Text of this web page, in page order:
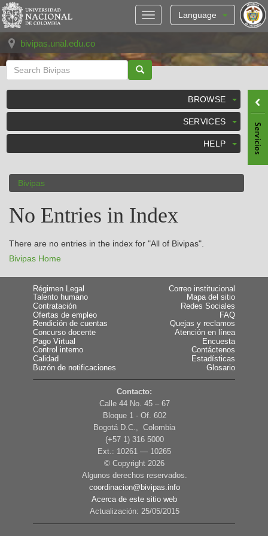
Skip
navigation
Language
bivipas.unal.edu.co
BROWSE
SERVICES
HELP
Bivipas
No Entries in Index
There are no entries in the index for "All of Bivipas".
Bivipas Home
Régimen Legal
Talento humano
Contratación
Ofertas de empleo
Rendición de cuentas
Concurso docente
Pago Virtual
Control interno
Calidad
Buzón de notificaciones
Correo institucional
Mapa del sitio
Redes Sociales
FAQ
Quejas y reclamos
Atención en línea
Encuesta
Contáctenos
Estadísticas
Glosario
Contacto:
Calle 44 No. 45 – 67
Bloque 1 - Of. 602
Bogotá D.C., Colombia
(+57 1) 316 5000
Ext.: 10261 — 10265
© Copyright 2026
Algunos derechos reservados.
coordinacion@bivipas.info
Acerca de este sitio web
Actualización: 25/05/2015